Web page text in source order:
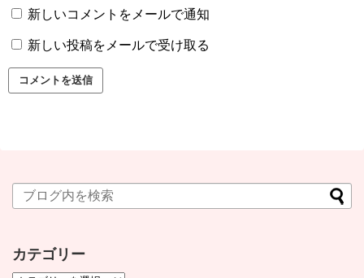
新しいコメントをメールで通知
新しい投稿をメールで受け取る
カテゴリー